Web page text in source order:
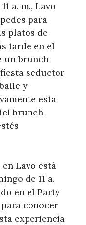
a. m., Lavo
para
platos de
tarde en el
un brunch
seductor
y
esta
brunch
Lavo está
de 11 a.
en el Party
conocer
experiencia